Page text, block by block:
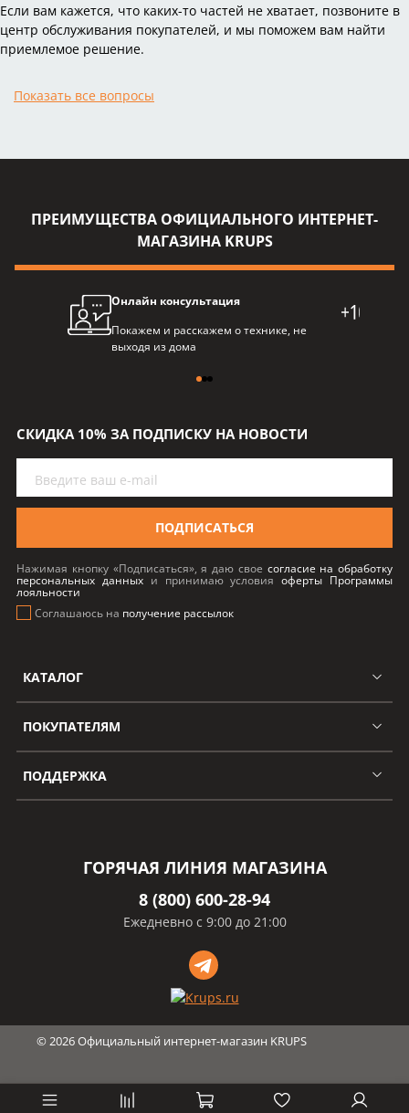
Если вам кажется, что каких-то частей не хватает, позвоните в
центр обслуживания покупателей, и мы поможем вам найти
приемлемое решение.
Показать все вопросы
ПРЕИМУЩЕСТВА ОФИЦИАЛЬНОГО ИНТЕРНЕТ-
МАГАЗИНА KRUPS
Онлайн консультация
Покажем и расскажем о технике, не
выходя из дома
КАТАЛОГ
ПОКУПАТЕЛЯМ
СКИДКА 10% ЗА ПОДПИСКУ НА НОВОСТИ
ПОДПИСАТЬСЯ
Нажимая кнопку «Подписаться», я даю свое согласие на обработку
персональных данных и принимаю условияоферты Программы
лояльности
Соглашаюсь на получение рассылок
ГОРЯЧАЯ ЛИНИЯ МАГАЗИНА
8 (800) 600-28-94
Ежедневно с 9:00 до 21:00
ПОДДЕРЖКА
©2026Официальный интернет-магазин KRUPS